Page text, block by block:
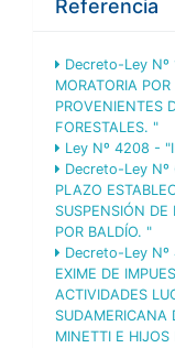
Referencia
Decreto-Ley Nº
MORATORIA
PROVENIENTES
FORESTALES. "
Ley Nº 4208 -
Decreto-Ley Nº
PLAZO
SUSPENSIÓN
POR BALDÍO. "
Decreto-Ley Nº
EXIME DE
ACTIVIDADES
SUDAMERICANA
MINETTI E